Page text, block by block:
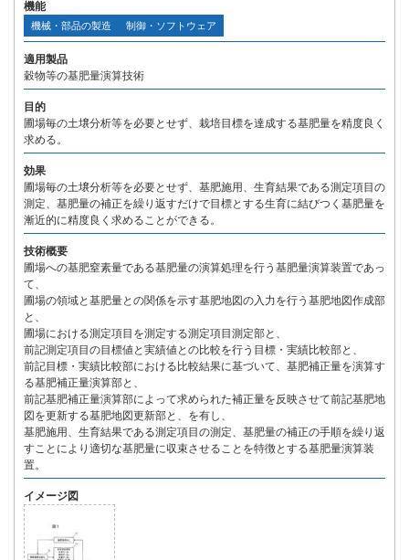
機能
機械・部品の製造 制御・ソフトウェア
適用製品
穀物等の基肥量演算技術
目的
圃場毎の土壌分析等を必要とせず、栽培目標を達成する基肥量を精度良く
求める。
効果
圃場毎の土壌分析等を必要とせず、基肥施用、生育結果である測定項目の
測定、基肥量の補正を繰り返すだけで目標とする生育に結びつく基肥量を
漸近的に精度良く求めることができる。
技術概要
圃場への基肥窒素量である基肥量の演算処理を行う基肥量演算装置であっ
て、
圃場の領域と基肥量との関係を示す基肥地図の入力を行う基肥地図作成部
と、
圃場における測定項目を測定する測定項目測定部と、
前記測定項目の目標値と実績値との比較を行う目標・実績比較部と、
前記目標・実績比較部における比較結果に基づいて、基肥補正量を演算す
る基肥補正量演算部と、
前記基肥補正量演算部によって求められた補正量を反映させて前記基肥地
図を更新する基肥地図更新部と、を有し、
基肥施用、生育結果である測定項目の測定、基肥量の補正の手順を繰り返
すことにより適切な基肥量に収束させることを特徴とする基肥量演算装
置。
イメージ図